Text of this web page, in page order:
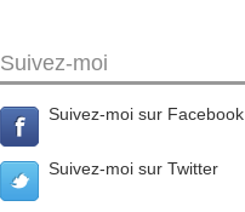
Suivez-moi
Suivez-moi sur Facebook
Suivez-moi sur Twitter